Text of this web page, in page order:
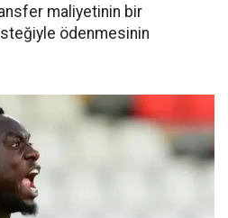
maliyetinin bir
ödenmesinin